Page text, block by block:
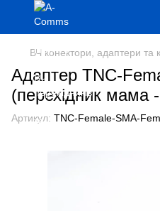
ВЧ конектори, адаптери та
Адаптер TNC-
(перехідник мама
Артикул: TNC-Female-SMA-